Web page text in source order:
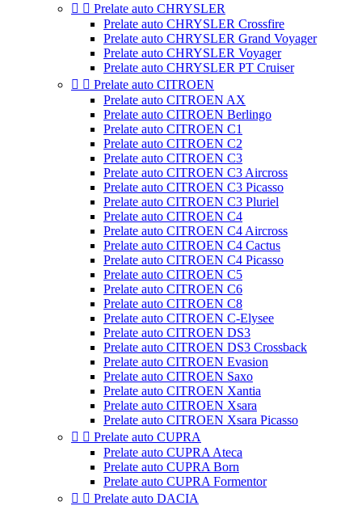
  Prelate auto CHRYSLER
Prelate auto CHRYSLER Crossfire
Prelate auto CHRYSLER Grand Voyager
Prelate auto CHRYSLER Voyager
Prelate auto CHRYSLER PT Cruiser
  Prelate auto CITROEN
Prelate auto CITROEN AX
Prelate auto CITROEN Berlingo
Prelate auto CITROEN C1
Prelate auto CITROEN C2
Prelate auto CITROEN C3
Prelate auto CITROEN C3 Aircross
Prelate auto CITROEN C3 Picasso
Prelate auto CITROEN C3 Pluriel
Prelate auto CITROEN C4
Prelate auto CITROEN C4 Aircross
Prelate auto CITROEN C4 Cactus
Prelate auto CITROEN C4 Picasso
Prelate auto CITROEN C5
Prelate auto CITROEN C6
Prelate auto CITROEN C8
Prelate auto CITROEN C-Elysee
Prelate auto CITROEN DS3
Prelate auto CITROEN DS3 Crossback
Prelate auto CITROEN Evasion
Prelate auto CITROEN Saxo
Prelate auto CITROEN Xantia
Prelate auto CITROEN Xsara
Prelate auto CITROEN Xsara Picasso
  Prelate auto CUPRA
Prelate auto CUPRA Ateca
Prelate auto CUPRA Born
Prelate auto CUPRA Formentor
  Prelate auto DACIA